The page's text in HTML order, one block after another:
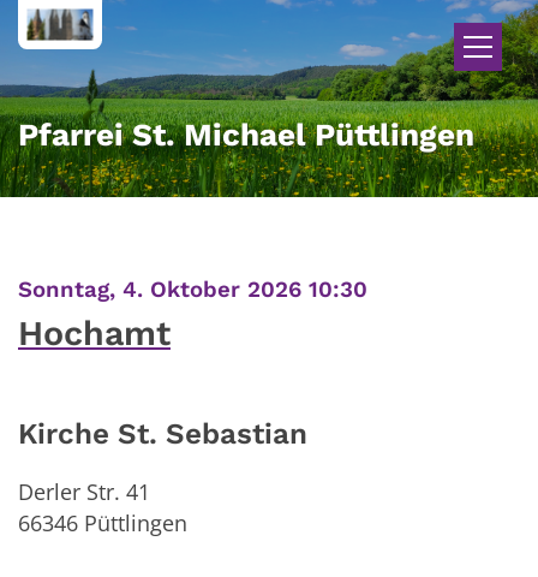
Zum Inhalt springen
Pfarrei St. Michael Püttlingen
Sonntag, 4. Oktober 2026 10:30
Hochamt
Kirche St. Sebastian
Derler Str. 41
66346 Püttlingen